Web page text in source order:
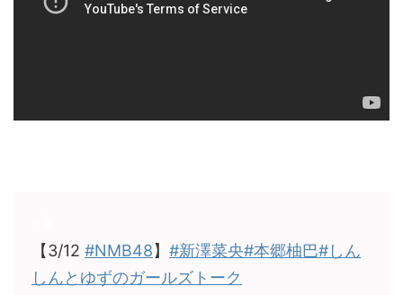
【3/12 #NMB48】 #新澤菜央#本郷柚巴#しん
しんとゆずのガールズトーク